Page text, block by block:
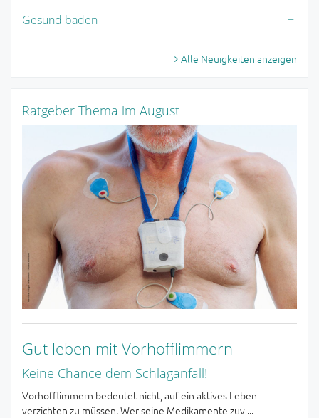
Gesund baden
Alle Neuigkeiten anzeigen
Ratgeber Thema im August
Gut leben mit Vorhofflimmern
Keine Chance dem Schlaganfall!
Vorhofflimmern bedeutet nicht, auf ein aktives Leben
verzichten zu müssen. Wer seine Medikamente zuv ...